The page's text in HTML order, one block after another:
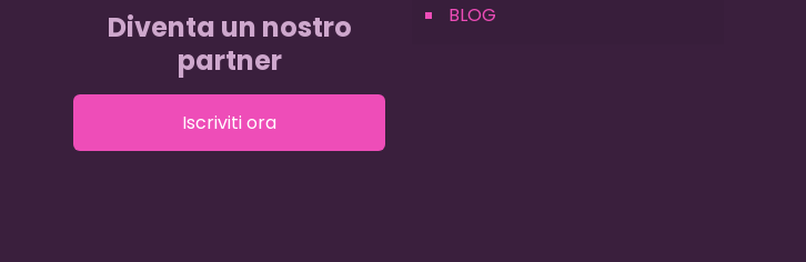
Diventa un nostro
partner
Iscriviti ora
BLOG